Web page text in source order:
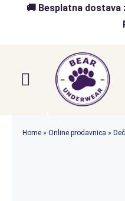
🚚 Besplatna dostava
Toggle
Navigation
Home» Online prodavnica »